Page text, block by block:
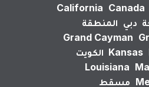
California Canada
دبي المنطقة
Grand Cayman
Kansas الكويت
Louisiana
مسقط